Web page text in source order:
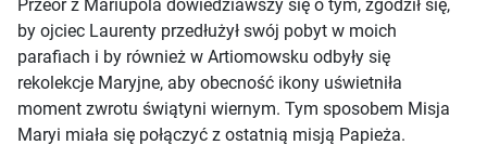
Przeor z Mariupola dowiedziawszy się o tym, zgodził się,
by ojciec Laurenty przedłużył swój pobyt w moich
parafiach i by również w Artiomowsku odbyły się
rekolekcje Maryjne, aby obecność ikony uświetniła
moment zwrotu świątyni wiernym. Tym sposobem Misja
Maryi miała się połączyć z ostatnią misją Papieża.